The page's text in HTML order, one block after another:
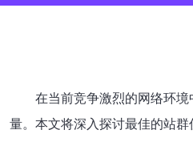
在当前竞争激烈的网络环
量。本文将深入探讨最佳的站